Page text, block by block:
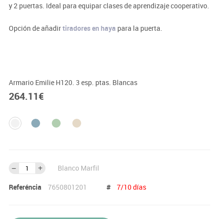
y 2 puertas. Ideal para equipar clases de aprendizaje cooperativo.
Opción de añadirtiradores en haya para la puerta.
Armario Emilie H120. 3 esp. ptas. Blancas
264.11€
Blanco Marfil
Referéncia 7650801201 # 7/10 días